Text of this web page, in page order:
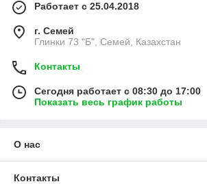
Работает с 25.04.2018
г. Семей
Глинки 73 "Б", Семей, Казахстан
Контакты
Сегодня работает с 08:30 до 17:00
Показать весь график работы
О нас
Контакты